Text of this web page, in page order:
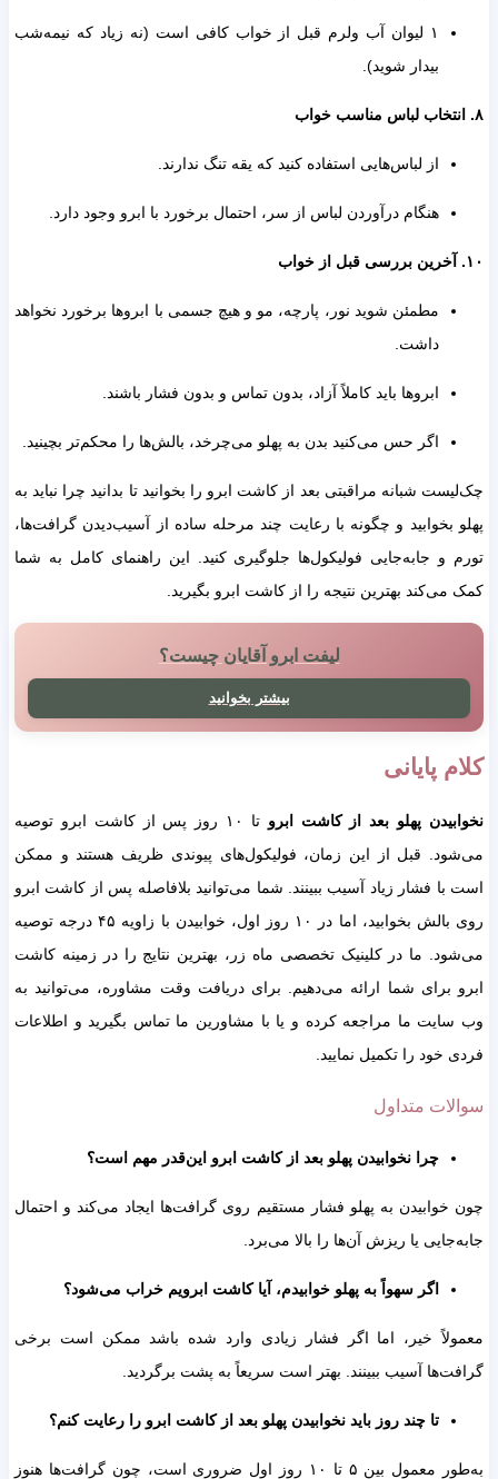
۱ لیوان آب ولرم قبل از خواب کافی است (نه زیاد که نیمه‌شب
بیدار شوید).
از لباس‌هایی استفاده کنید که یقه تنگ ندارند.
هنگام درآوردن لباس از سر، احتمال برخورد با ابرو وجود دارد.
مطمئن شوید نور، پارچه، مو و هیچ جسمی با ابروها برخورد نخواهد
ابروها باید کاملاً آزاد، بدون تماس و بدون فشار باشند.
اگر حس می‌کنید بدن به پهلو می‌چرخد، بالش‌ها را محکم‌تر بچینید.
شبانه مراقبتی بعد از کاشت ابرو را بخوانید تا بدانید چرا نباید به
بخوابید و چگونه با رعایت چند مرحله ساده از آسیب‌دیدن گرافت‌ها،
و جابه‌جایی فولیکول‌ها جلوگیری کنید. این راهنمای کامل به شما
بهترین نتیجه را از کاشت ابرو بگیرید.
لیفت ابرو آقایان چیست؟
بیشتر بخوانید
پایانی
پهلو بعد از کاشت ابرو
تا ۱۰ روز پس از کاشت ابرو توصیه
قبل از این زمان، فولیکول‌های پیوندی ظریف هستند و ممکن
فشار زیاد آسیب ببینند. شما می‌توانید بلافاصله پس از کاشت ابرو
روی بالش بخوابید، اما در ۱۰ روز اول، خوابیدن با زاویه ۴۵ درجه توصیه
ما در کلینیک تخصصی ماه زر، بهترین نتایج را در زمینه کاشت
برای شما ارائه می‌دهیم. برای دریافت وقت مشاوره، می‌توانید به
ما مراجعه کرده و یا با مشاورین ما تماس بگیرید و اطلاعات
خود را تکمیل نمایید.
متداول
چرا نخوابیدن پهلو بعد از کاشت ابرو این‌قدر مهم است؟
به پهلو فشار مستقیم روی گرافت‌ها ایجاد می‌کند و احتمال
یا ریزش آن‌ها را بالا می‌برد.
اگر سهواً به پهلو خوابیدم، آیا کاشت ابرویم خراب می‌شود؟
خیر، اما اگر فشار زیادی وارد شده باشد ممکن است برخی
آسیب ببینند. بهتر است سریعاً به پشت برگردید.
تا چند روز باید نخوابیدن پهلو بعد از کاشت ابرو را رعایت کنم؟
به‌طور معمول بین ۵ تا ۱۰ روز اول ضروری است، چون گرافت‌ها هنوز